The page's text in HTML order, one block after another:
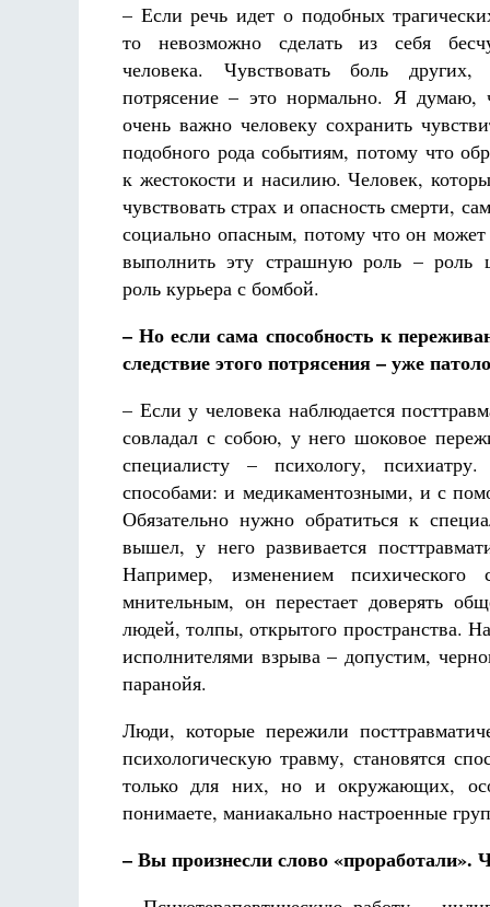
– Если речь идет о подобных
то невозможно сделать из себя
человека. Чувствовать боль других,
потрясение – это нормально. Я думаю,
очень важно человеку сохранить
подобного рода событиям, потому что
к жестокости и насилию. Человек,
чувствовать страх и опасность смерти,
социально опасным, потому что он может
выполнить эту страшную роль – роль
роль курьера с бомбой.
– Но если сама способность к
следствие этого потрясения – уже
– Если у человека наблюдается
совладал с собою, у него шоковое
специалисту – психологу, психиатру.
способами: и медикаментозными, и с
Обязательно нужно обратиться к
вышел, у него развивается
Например, изменением психического
мнительным, он перестает доверять
людей, толпы, открытого пространства.
исполнителями взрыва – допустим,
паранойя.
Люди, которые пережили
психологическую травму, становятся
только для них, но и окружающих,
понимаете, маниакально настроенные
– Вы произнесли слово «проработали».